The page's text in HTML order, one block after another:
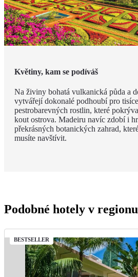
Květiny, kam se podíváš
Na živiny bohatá vulkanická půda a
vytvářejí dokonalé podhoubí pro tisíce
pestrobarevných rostlin, které
kout ostrova. Madeiru navíc zdobí i
překrásných botanických zahrad,
musíte navštívit.
Podobné hotely v regionu
BESTSELLER